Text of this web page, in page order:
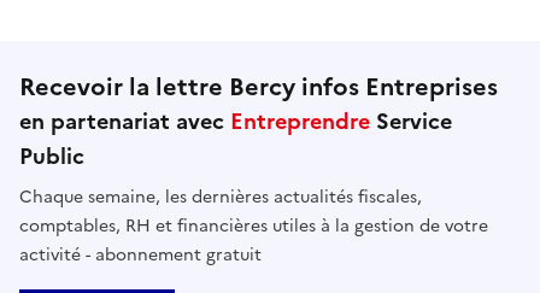
Recevoir la lettre Bercy infos Entreprises
en partenariat avec Entreprendre Service
Public
Chaque semaine, les dernières actualités fiscales,
comptables, RH et financières utiles à la gestion de votre
activité - abonnement gratuit